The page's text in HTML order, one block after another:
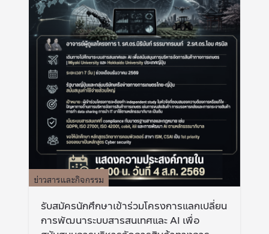
ข่าวสารและกิจกรรม
รับสมัครนักศึกษาเข้าร่วมโครงการแลกเปลี่ยน
การพัฒนาระบบสารสนเทศและ AI เพื่อ